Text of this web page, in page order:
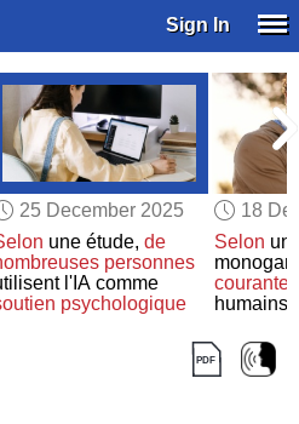
Sign In
25 December 2025
une étude, de
personnes
l'IA comme
psychologique
18
Selon
courante
humains